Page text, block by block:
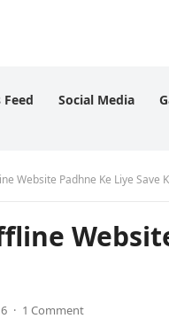
Feed Social Media
Website Padhne Ke Liye Save
· 1 Comment